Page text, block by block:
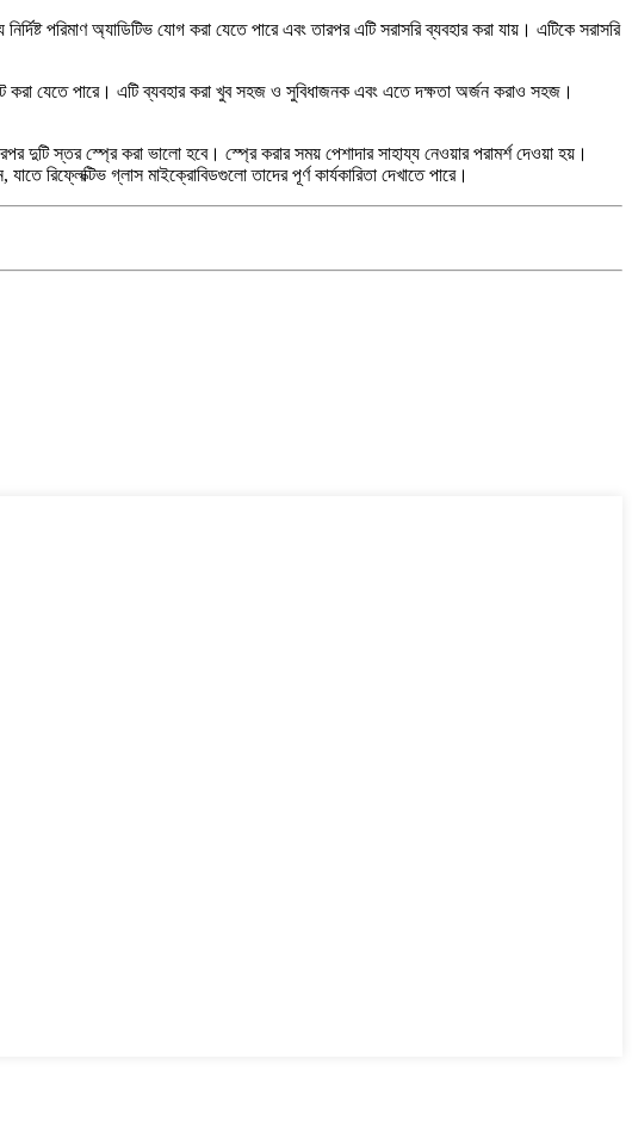
পরিমাণ অ্যাডিটিভ যোগ করা যেতে পারে এবং তারপর এটি সরাসরি ব্যবহার করা যায়। এটিকে সরাসরি
করা যেতে পারে। এটি ব্যবহার করা খুব সহজ ও সুবিধাজনক এবং এতে দক্ষতা অর্জন করাও সহজ।
দুটি স্তর স্প্রে করা ভালো হবে। স্প্রে করার সময় পেশাদার সাহায্য নেওয়ার পরামর্শ দেওয়া হয়।
রিফ্লেক্টিভ গ্লাস মাইক্রোবিডগুলো তাদের পূর্ণ কার্যকারিতা দেখাতে পারে।